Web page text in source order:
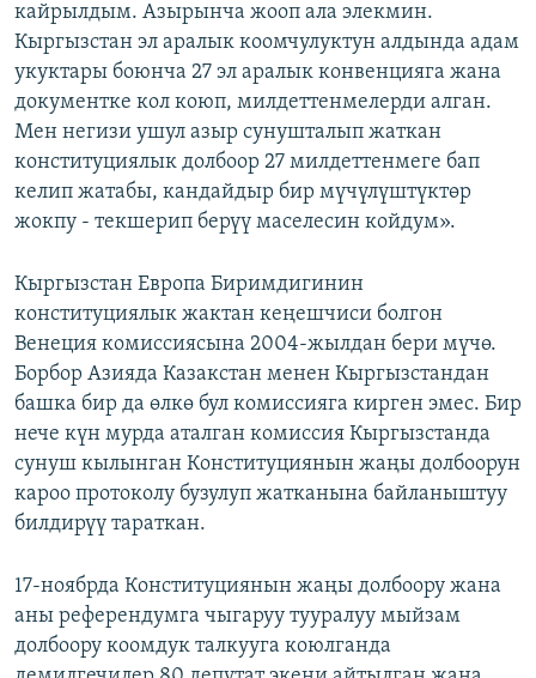
кайрылдым. Азырынча жооп ала элекмин.
Кыргызстан эл аралык коомчулуктун алдында адам
укуктары боюнча 27 эл аралык конвенцияга жана
документке кол коюп, милдеттенмелерди алган.
Мен негизи ушул азыр сунушталып жаткан
конституциялык долбоор 27 милдеттенмеге бап
келип жатабы, кандайдыр бир мүчүлүштүктөр
жокпу - текшерип берүү маселесин койдум».
Кыргызстан Европа Биримдигинин
конституциялык жактан кеңешчиси болгон
Венеция комиссиясына 2004-жылдан бери мүчө.
Борбор Азияда Казакстан менен Кыргызстандан
башка бир да өлкө бул комиссияга кирген эмес. Бир
нече күн мурда аталган комиссия Кыргызстанда
сунуш кылынган Конституциянын жаңы долбоорун
кароо протоколу бузулуп жатканына байланыштуу
билдирүү тараткан.
17-ноябрда Конституциянын жаңы долбоору жана
аны референдумга чыгаруу тууралуу мыйзам
долбоору коомдук талкууга коюлганда